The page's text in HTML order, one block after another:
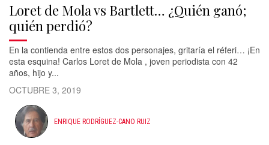
Loret de Mola vs Bartlett… ¿Quién ganó;
quién perdió?
En la contienda entre estos dos personajes, gritaría el réferi… ¡En
esta esquina! Carlos Loret de Mola , joven periodista con 42
años, hijo y...
OCTUBRE 3, 2019
ENRIQUE RODRÍGUEZ-CANO RUIZ